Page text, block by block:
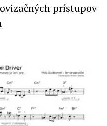
prístupov